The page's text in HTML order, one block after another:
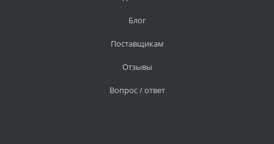
Блог
Поставщикам
Отзывы
Вопрос / ответ